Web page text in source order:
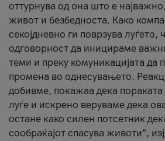
оттурнува од она што е
живот и безбедноста. Како
секојдневно ги поврзува луѓето,
одговорност да иницираме
теми и преку комуникацијата да
промена во однесувањето.
добивме, покажаа дека
луѓе и искрено веруваме дека
остане како силен потсетник
сообраќајот спасува животи“,